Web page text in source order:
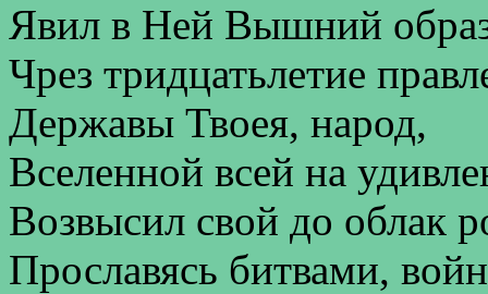
Явил в Ней Вышний
Чрез тридцатьлетие
Державы Твоея, народ,
Вселенной всей на
Возвысил свой до облак
Прославясь битвами,